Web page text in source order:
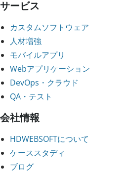
サービス
カスタムソフトウェア
人材増強
モバイルアプリ
Webアプリケーション
DevOps・クラウド
QA・テスト
会社情報
HDWEBSOFTについて
ケーススタディ
ブログ